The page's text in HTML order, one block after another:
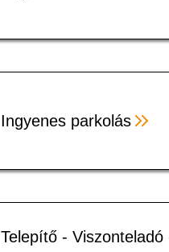
Ingyenes parkolás
Telepítő - Viszonteladó